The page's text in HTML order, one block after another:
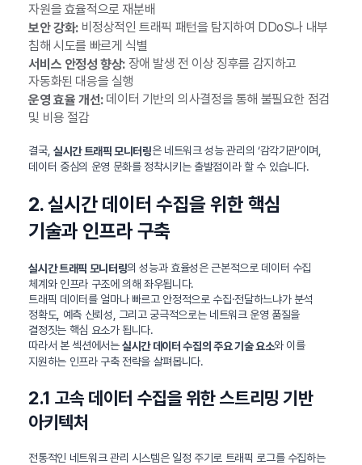
자원을 효율적으로 재분배
보안 강화:비정상적인 트래픽 패턴을 탐지하여 DDoS나 내부
침해 시도를 빠르게 식별
서비스 안정성 향상:장애 발생 전 이상 징후를 감지하고
자동화된 대응을 실행
운영 효율 개선:데이터 기반의 의사결정을 통해 불필요한 점검
및 비용 절감
결국, 실시간 트래픽 모니터링은 네트워크 성능 관리의 ‘감각기관’이며,
데이터 중심의 운영 문화를 정착시키는 출발점이라 할 수 있습니다.
2. 실시간 데이터 수집을 위한 핵심
기술과 인프라 구축
실시간 트래픽 모니터링의 성능과 효율성은 근본적으로 데이터 수집
체계와 인프라 구조에 의해 좌우됩니다.
트래픽 데이터를 얼마나 빠르고 안정적으로 수집·전달하느냐가 분석
정확도, 예측 신뢰성, 그리고 궁극적으로는 네트워크 운영 품질을
결정짓는 핵심 요소가 됩니다.
따라서 본 섹션에서는실시간 데이터 수집의 주요 기술 요소와 이를
지원하는 인프라 구축 전략을 살펴봅니다.
2.1 고속 데이터 수집을 위한 스트리밍 기반
아키텍처
전통적인 네트워크 관리 시스템은 일정 주기로 트래픽 로그를 수집하는